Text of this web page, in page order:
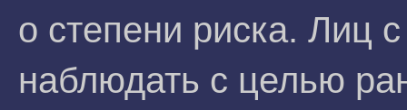
о степени риска. Лиц
наблюдать с целью